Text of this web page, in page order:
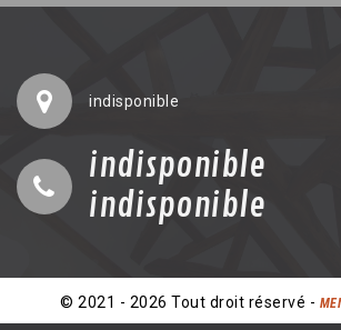
indisponible
indisponible
indisponible
© 2021 - 2026 Tout droit réservé -